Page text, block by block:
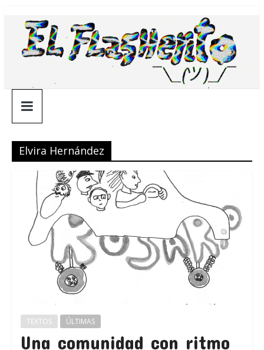
contenido
¯\_(ツ)_/
¯
Elvira Hernández
TEXTOS ÚLTIMAS
Una comunidad con ritmo